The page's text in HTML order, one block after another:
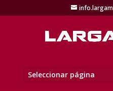
Seleccionar página